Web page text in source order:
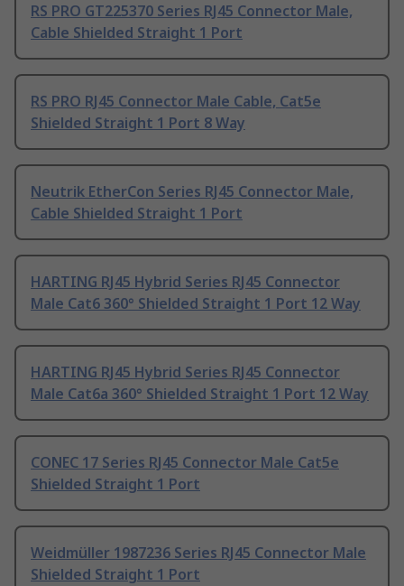
RS PRO GT225370 Series RJ45 Connector Male,
Cable Shielded Straight 1 Port
RS PRO RJ45 Connector Male Cable, Cat5e
Shielded Straight 1 Port 8 Way
Neutrik EtherCon Series RJ45 Connector Male,
Cable Shielded Straight 1 Port
HARTING RJ45 Hybrid Series RJ45 Connector
Male Cat6 360° Shielded Straight 1 Port 12 Way
HARTING RJ45 Hybrid Series RJ45 Connector
Male Cat6a 360° Shielded Straight 1 Port 12 Way
CONEC 17 Series RJ45 Connector Male Cat5e
Shielded Straight 1 Port
Weidmüller 1987236 Series RJ45 Connector Male
Shielded Straight 1 Port